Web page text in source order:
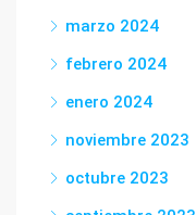
marzo 2024
febrero 2024
enero 2024
noviembre 2023
octubre 2023